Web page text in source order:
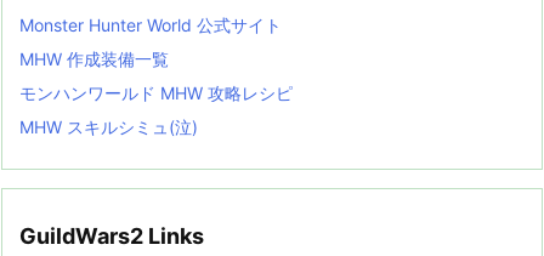
Monster Hunter World 公式サイト
MHW 作成装備一覧
モンハンワールド MHW 攻略レシピ
MHW スキルシミュ(泣)
GuildWars2 Links